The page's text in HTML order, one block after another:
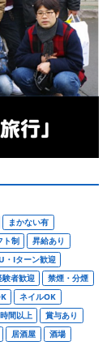
まかない有
ト制
昇給あり
・Iターン歓迎
験者歓迎
禁煙・分煙
ネイルOK
間以上
賞与あり
居酒屋 酒場